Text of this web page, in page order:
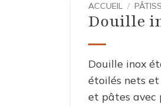
ACCUEIL /
Douille
Douille inox
étoilés nets et
et pâtes avec